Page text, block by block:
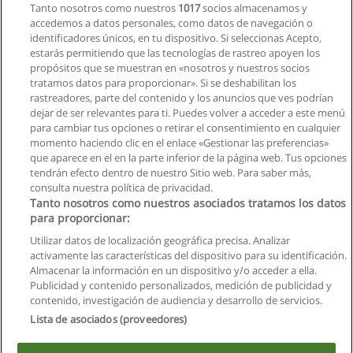
Solicita información
Maestría en Gerencia de Redes y
Telecomunicaciones
Escuela Politécnica del Ejército
Solicita información
Privacidad de datos
Contactar con Educaedu
Copyright © Educaedu Business S.L. - CIF : B-95610580: -
Tanto nosotros como nuestros 1017socios almacenamos y
accedemos a datos personales, como datos de navegación o
identificadores únicos, en tu dispositivo. Si seleccionas Acepto,
estarás permitiendo que las tecnologías de rastreo apoyen los
propósitos que se muestran en «nosotros y nuestros socios
tratamos datos para proporcionar». Si se deshabilitan los
rastreadores, parte del contenido y los anuncios que ves podrían
dejar de ser relevantes para ti. Puedes volver a acceder a este menú
para cambiar tus opciones o retirar el consentimiento en cualquier
momento haciendo clic en el enlace «Gestionar las preferencias»
que aparece en el en la parte inferior de la página web. Tus opciones
tendrán efecto dentro de nuestro Sitio web. Para saber más,
consulta nuestra política de privacidad.
Tanto nosotros como nuestros asociados tratamos los datos
para proporcionar:
Utilizar datos de localización geográfica precisa. Analizar
activamente las características del dispositivo para su identificación.
Almacenar la información en un dispositivo y/o acceder a ella.
Publicidad y contenido personalizados, medición de publicidad y
contenido, investigación de audiencia y desarrollo de servicios.
Lista de asociados (proveedores)